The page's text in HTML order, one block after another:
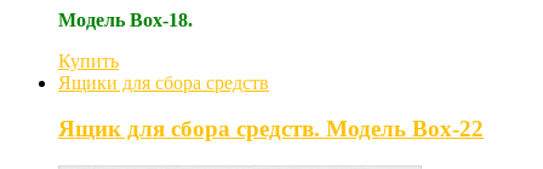
Модель Box-18.
Купить
Ящики для сбора средств
Ящик для сбора средств. Модель Box-22